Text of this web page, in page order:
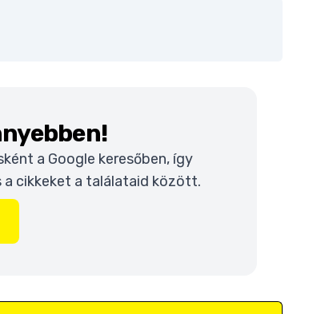
a Google keresőben, így
a cikkeket a találataid között.